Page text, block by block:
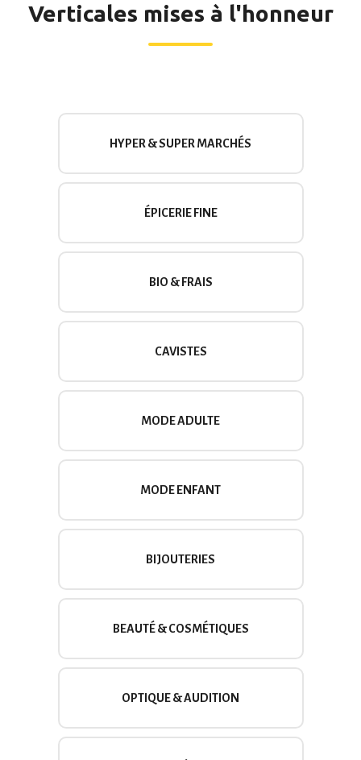
Verticales mises à l'honneur
HYPER & SUPER MARCHÉS
ÉPICERIE FINE
BIO & FRAIS
CAVISTES
MODE ADULTE
MODE ENFANT
BIJOUTERIES
BEAUTÉ & COSMÉTIQUES
OPTIQUE & AUDITION